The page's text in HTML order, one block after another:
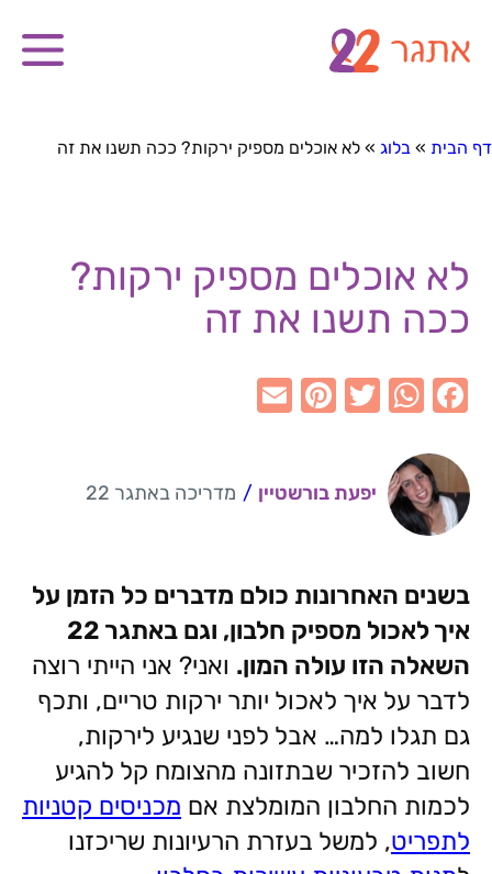
דף הבית » בלוג » לא אוכלים מספיק ירקות? ככה תשנו את זה
לא אוכלים מספיק ירקות?
ככה תשנו את זה
a
c
e
o
o
k
h
at
s
p
p
it
er
ai
יפעת בורשטיין / מדריכה באתגר 22
בשנים האחרונות כולם מדברים כל הזמן על
איך לאכול מספיק חלבון, וגם באתגר 22
השאלה הזו עולה המון. ואני? אני הייתי רוצה
לדבר על איך לאכול יותר ירקות טריים, ותכף
גם תגלו למה… אבל לפני שנגיע לירקות,
חשוב להזכיר שבתזונה מהצומח קל להגיע
לכמות החלבון המומלצת אם מכניסים קטניות
לתפריט, למשל בעזרת הרעיונות שריכזנו